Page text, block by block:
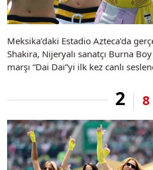
Meksika’daki Estadio Azteca’da
Shakira, Nijeryalı sanatçı Burna
marşı “Dai Dai”yi ilk kez canlı
2 8